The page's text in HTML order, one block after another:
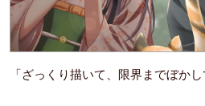
「ざっくり描いて、限界までぼか